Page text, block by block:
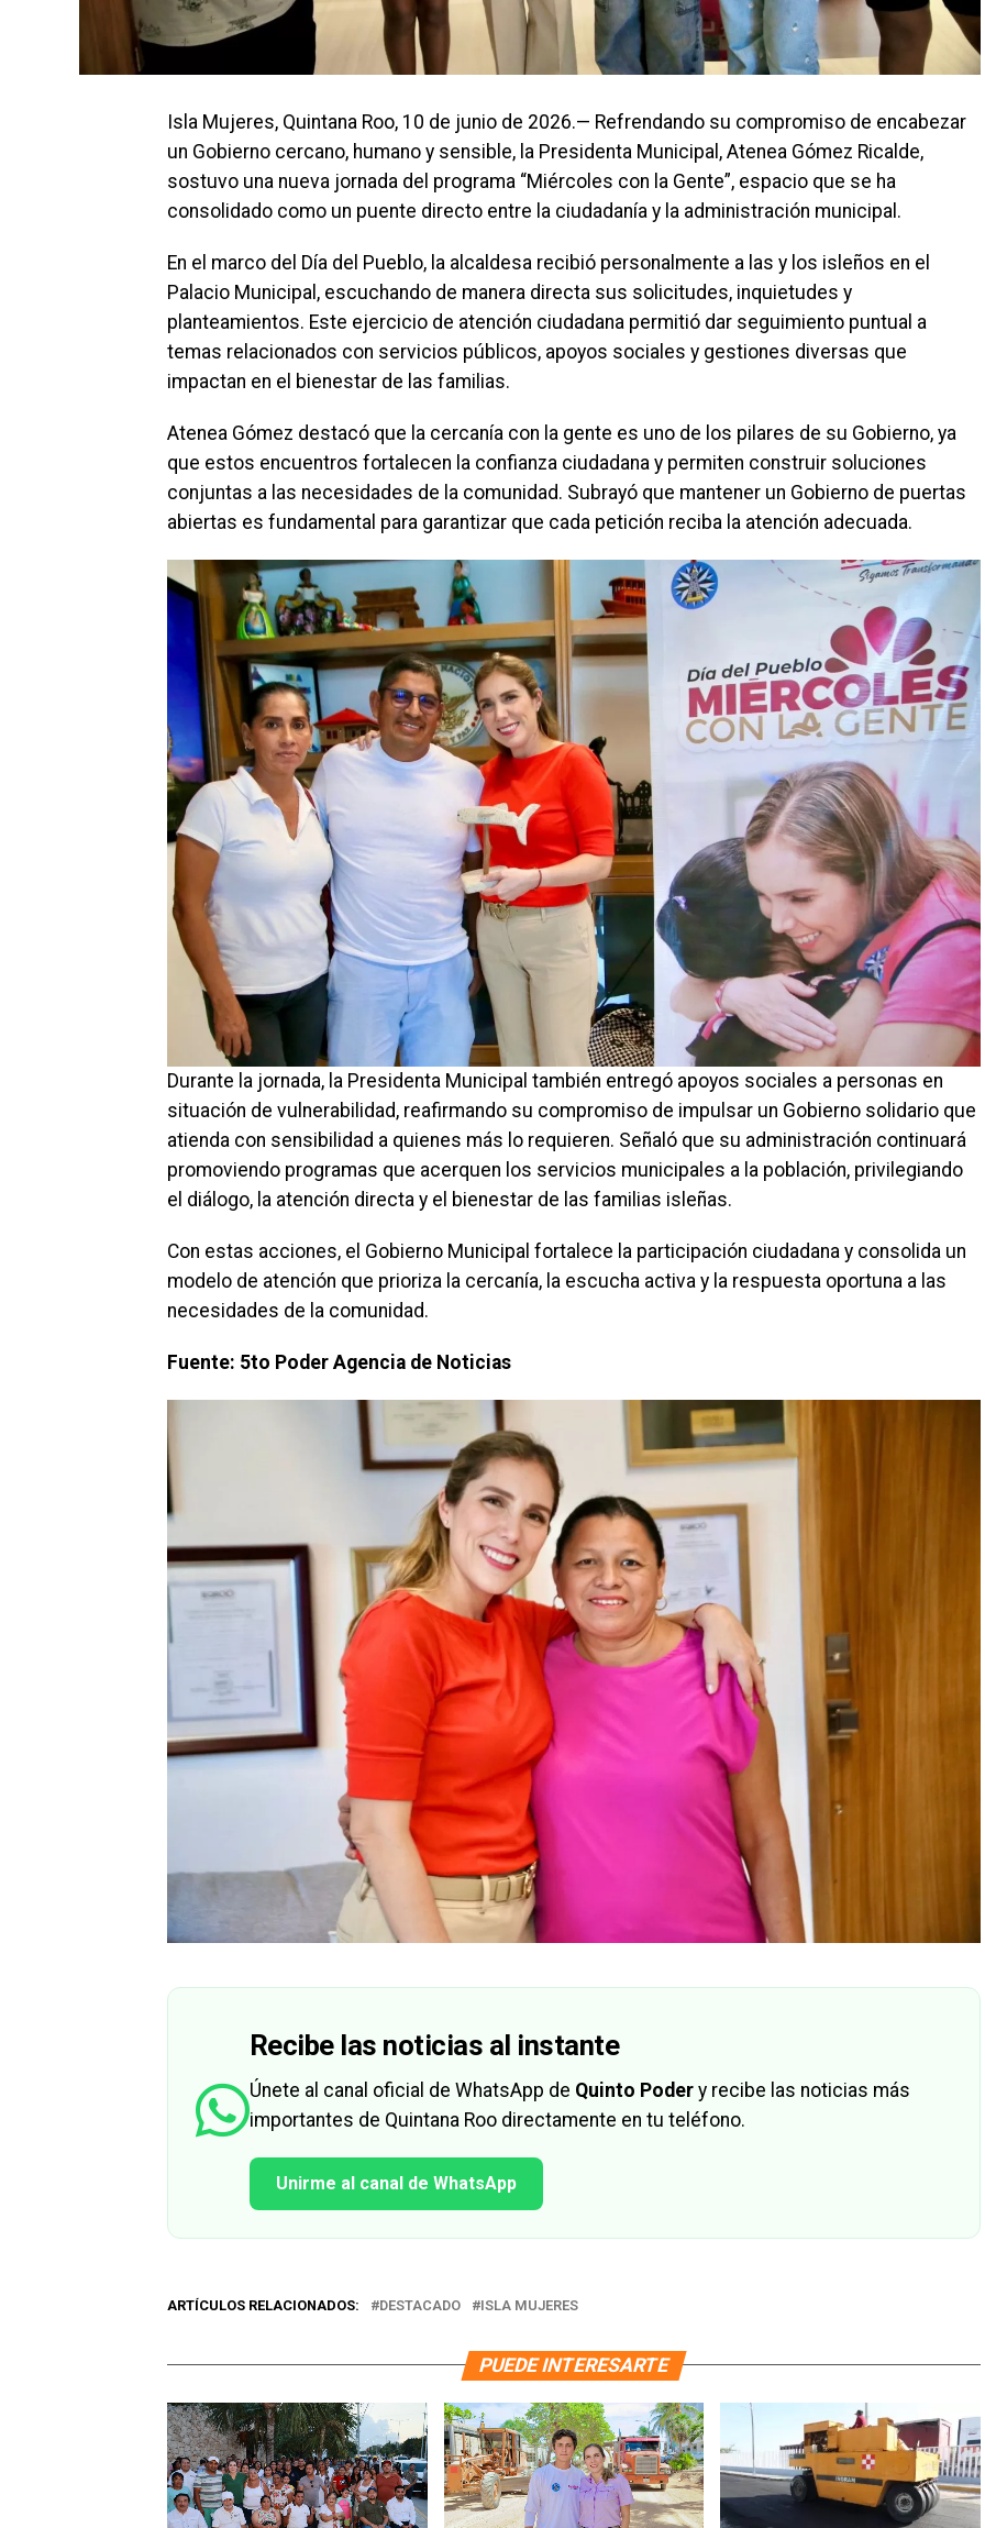
Isla Mujeres, Quintana Roo, 10 de junio de 2026.— Refrendando su compromiso de encabezar
un Gobierno cercano, humano y sensible, la Presidenta Municipal, Atenea Gómez Ricalde,
sostuvo una nueva jornada del programa “Miércoles con la Gente”, espacio que se ha
consolidado como un puente directo entre la ciudadanía y la administración municipal.
En el marco del Día del Pueblo, la alcaldesa recibió personalmente a las y los isleños en el
Palacio Municipal, escuchando de manera directa sus solicitudes, inquietudes y
planteamientos. Este ejercicio de atención ciudadana permitió dar seguimiento puntual a
temas relacionados con servicios públicos, apoyos sociales y gestiones diversas que
impactan en el bienestar de las familias.
Atenea Gómez destacó que la cercanía con la gente es uno de los pilares de su Gobierno, ya
que estos encuentros fortalecen la confianza ciudadana y permiten construir soluciones
conjuntas a las necesidades de la comunidad. Subrayó que mantener un Gobierno de puertas
abiertas es fundamental para garantizar que cada petición reciba la atención adecuada.
Durante la jornada, la Presidenta Municipal también entregó apoyos sociales a personas en
situación de vulnerabilidad, reafirmando su compromiso de impulsar un Gobierno solidario que
atienda con sensibilidad a quienes más lo requieren. Señaló que su administración continuará
promoviendo programas que acerquen los servicios municipales a la población, privilegiando
el diálogo, la atención directa y el bienestar de las familias isleñas.
Con estas acciones, el Gobierno Municipal fortalece la participación ciudadana y consolida un
modelo de atención que prioriza la cercanía, la escucha activa y la respuesta oportuna a las
necesidades de la comunidad.
Fuente: 5to Poder Agencia de Noticias
Recibe las noticias al instante
Únete al canal oficial de WhatsApp de Quinto Poder y recibe las noticias más
importantes de Quintana Roo directamente en tu teléfono.
Unirme al canal de WhatsApp
ARTÍCULOS RELACIONADOS: DESTACADO ISLA MUJERES
PUEDE INTERESARTE